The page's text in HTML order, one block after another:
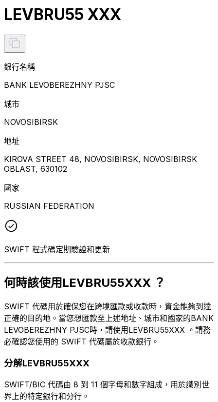
LEVBRU55 XXX
銀行名稱
BANK LEVOBEREZHNY PJSC
城市
NOVOSIBIRSK
地址
KIROVA STREET 48, NOVOSIBIRSK, NOVOSIBIRSK
OBLAST, 630102
國家
RUSSIAN FEDERATION
SWIFT 程式碼定期驗證和更新
何時該使用LEVBRU55XXX ？
SWIFT 代碼用於確保您在跨境匯款或收款時，資金能夠到達
正確的目的地。當您想匯款至上述地址、城市和國家的BANK
LEVOBEREZHNY PJSC時，請使用LEVBRU55XXX 。請務
必確認您使用的 SWIFT 代碼屬於收款銀行。
分解LEVBRU55XXX
SWIFT/BIC 代碼由 8 到 11 個字母和數字組成，用於識別世
界上的特定銀行和分行。